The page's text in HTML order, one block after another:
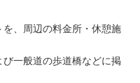
を、周辺の料金所・休憩施
び一般道の歩道橋などに掲